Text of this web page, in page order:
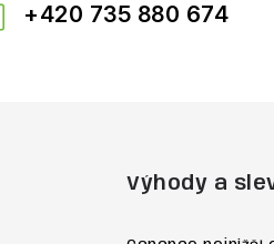
+420 735 880 674
Výhody a